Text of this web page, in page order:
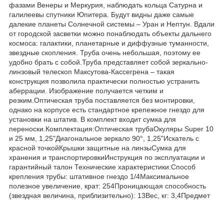
фазами Венеры и Меркурия, наблюдать кольца Сатурна и
галилеевы спутники Юпитера. Будут видны даже самые
далекие планеты Солнечной системы – Уран и Нептун. Вдали
от городской засветки можно понаблюдать объекты дальнего
космоса: галактики, планетарные и диффузные туманности,
звездные скопления. Труба очень небольшая, поэтому ее
удобно брать с собой.Труба представляет собой зеркально-
линзовый телескоп Максутова-Кассегрена – такая
конструкция позволила практически полностью устранить
аберрации. Изображение получается четким и
резким.Оптическая труба поставляется без монтировки,
однако на корпусе есть стандартное крепежное гнездо для
установки на штатив. В комплект входит сумка для
переноски.Комплектация:Оптическая трубаОкуляры Super 10
и 25 мм, 1,25"Диагональное зеркало 90°, 1,25"Искатель с
красной точкойКрышки защитные на линзыСумка для
хранения и транспортировкиИнструкция по эксплуатации и
гарантийный талон Технические характеристики:Способ
крепления трубы: штативное гнездо 1/4Максимальное
полезное увеличение, крат: 254Проницающая способность
(звездная величина, приблизительно): 13Вес, кг: 3,4Предмет